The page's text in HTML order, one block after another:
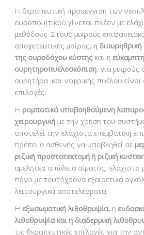
Η θεραπευτική προσέγγιση των
ουροποιητικού γίνεται πλέον με
μεθόδους. Στους μικρούς
αποχετευτικής μοίρας, η
της ουροδόχου κύστης και η εύκαμπτη
ουρητηροπυελοσκόπιση για μικρούς
ουρητήρα και νεφρικής πυέλου είναι
επιλογές.
Η ρομποτικά υποβοηθούμενη
χειρουργική με την χρήση του
αποτελεί την ελάχιστα επεμβατική
πρέπει ο ασθενής να υποβληθεί σε
ριζική προστατεκτομή ή ριζική
αμελητέα απώλεια αίματος, ελάχιστο
πόνο με ταυτόχρονα εξαιρετικά
λειτουργικά αποτελέσματα.
Η εξωσωματική λιθοθρυψία, η
λιθοθρυψία και η διαδερμική
τις θεραπευτικές επιλογές για την